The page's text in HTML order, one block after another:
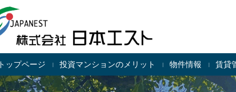
トップページ 投資マンションのメリット 物件情報 賃貸